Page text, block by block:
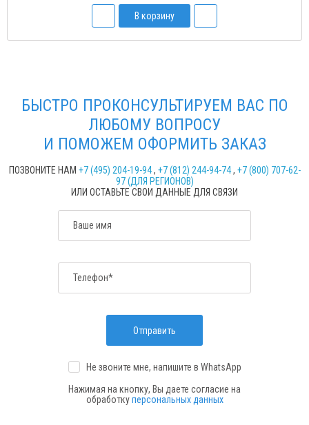
В корзину
БЫСТРО ПРОКОНСУЛЬТИРУЕМ ВАС ПО
ЛЮБОМУ ВОПРОСУ
И ПОМОЖЕМ ОФОРМИТЬ ЗАКАЗ
ПОЗВОНИТЕ НАМ +7 (495) 204-19-94, +7 (812) 244-94-74, +7 (800) 707-62-
97 (ДЛЯ РЕГИОНОВ)
ИЛИ ОСТАВЬТЕ СВОИ ДАННЫЕ ДЛЯ СВЯЗИ
Ваше имя
Телефон*
Отправить
Не звоните мне, напишите в WhatsApp
Нажимая на кнопку, Вы даете согласие на
обработкуперсональных данных